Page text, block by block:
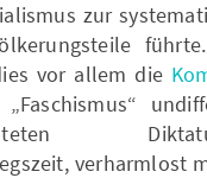
zur
vor allem die
verharmlost